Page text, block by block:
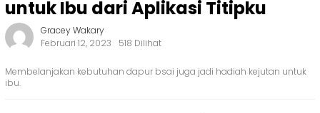
untuk Ibu dari Aplikasi Titipku
Gracey Wakary
Februari 12, 2023
518 Dilihat
Membelanjakan kebutuhan dapur bsai juga jadi hadiah kejutan untuk
ibu.